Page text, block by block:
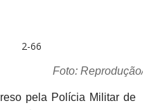
Foto: Reprodução/
pela Polícia Militar de